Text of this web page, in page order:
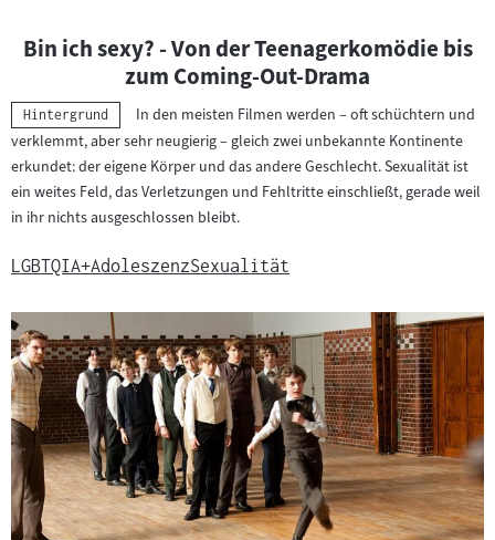
a
:
Bin ich sexy? - Von der Teenagerkomödie bis
zum Coming-Out-Drama
Kategorie:
Hintergrund
In den meisten Filmen werden – oft schüchtern und
verklemmt, aber sehr neugierig – gleich zwei unbekannte Kontinente
erkundet: der eigene Körper und das andere Geschlecht. Sexualität ist
ein weites Feld, das Verletzungen und Fehltritte einschließt, gerade weil
in ihr nichts ausgeschlossen bleibt.
LGBTQIA+AdoleszenzSexualität